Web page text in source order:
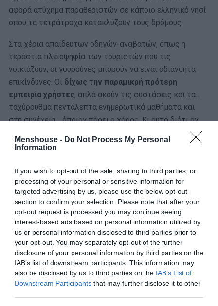
Menshouse - Do Not Process My Personal
Information
If you wish to opt-out of the sale, sharing to third parties, or
processing of your personal or sensitive information for
targeted advertising by us, please use the below opt-out
section to confirm your selection. Please note that after your
opt-out request is processed you may continue seeing
interest-based ads based on personal information utilized by
us or personal information disclosed to third parties prior to
your opt-out. You may separately opt-out of the further
disclosure of your personal information by third parties on the
IAB’s list of downstream participants. This information may
also be disclosed by us to third parties on the IAB’s List of
Downstream Participants that may further disclose it to other
αφορά ατύχημα παραθεριστών σε κάποιο ελληνικό νησί
όπου τα τετράτροχα κατακλύζουν τους δρόμους.
Στα χέρια απαίδευτων οδηγών-αναβατών, όπως η
τεράστια πλειοψηφία των τουριστών που τις
νοικιάζουν, οι γουρούνες μπορούν να είναι αδιανόητα
επικίνδυνες. Οι δίχως την παραμικρή πρότερη
εμπειρία χρήστες, απλά ακούν τις συστάσεις και τα…
ταχύρρυθμα πεντάλεπτα ενημερωτικά μαθήματα και
στη συνέχεια… όποιον πάρει ο χάρος. Κι αυτό διότι αν
κυκλοφορία τους, η απόφαση ανατράπηκε (με την ίδια
γουρούνες).